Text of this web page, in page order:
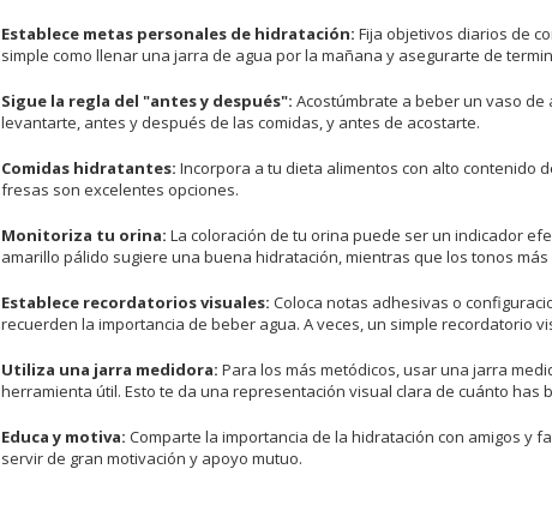
Establece metas personales de hidratación: Fija objetivos diarios de
simple como llenar una jarra de agua por la mañana y asegurarte de
Sigue la regla del "antes y después": Acostúmbrate a beber un vaso
levantarte, antes y después de las comidas, y antes de acostarte.
Comidas hidratantes: Incorpora a tu dieta alimentos con alto contenido
fresas son excelentes opciones.
Monitoriza tu orina: La coloración de tu orina puede ser un indicador
amarillo pálido sugiere una buena hidratación, mientras que los tonos
Establece recordatorios visuales: Coloca notas adhesivas o
recuerden la importancia de beber agua. A veces, un simple recordatorio
Utiliza una jarra medidora: Para los más metódicos, usar una jarra
herramienta útil. Esto te da una representación visual clara de cuánto
Educa y motiva: Comparte la importancia de la hidratación con amigos y
servir de gran motivación y apoyo mutuo.